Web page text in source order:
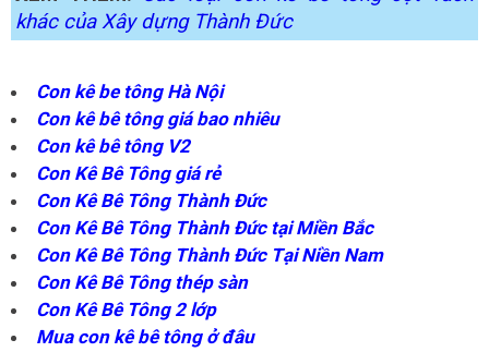
khác của Xây dựng Thành Đức
Con kê be tông Hà Nội
Con kê bê tông giá bao nhiêu
Con kê bê tông V2
Con Kê Bê Tông giá rẻ
Con Kê Bê Tông Thành Đức
Con Kê Bê Tông Thành Đức tại Miền Bắc
Con Kê Bê Tông Thành Đức Tại Niền Nam
Con Kê Bê Tông thép sàn
Con Kê Bê Tông 2 lớp
Mua con kê bê tông ở đâu